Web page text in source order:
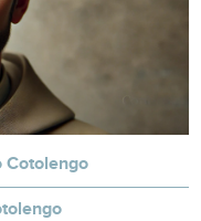
Cotolengo